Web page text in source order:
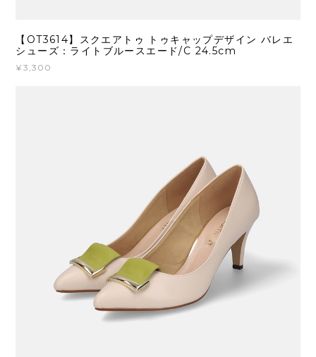
【OT3614】スクエアトゥ トゥキャップデザイン バレエ
シューズ：ライトブルースエード/C 24.5cm
¥3,300